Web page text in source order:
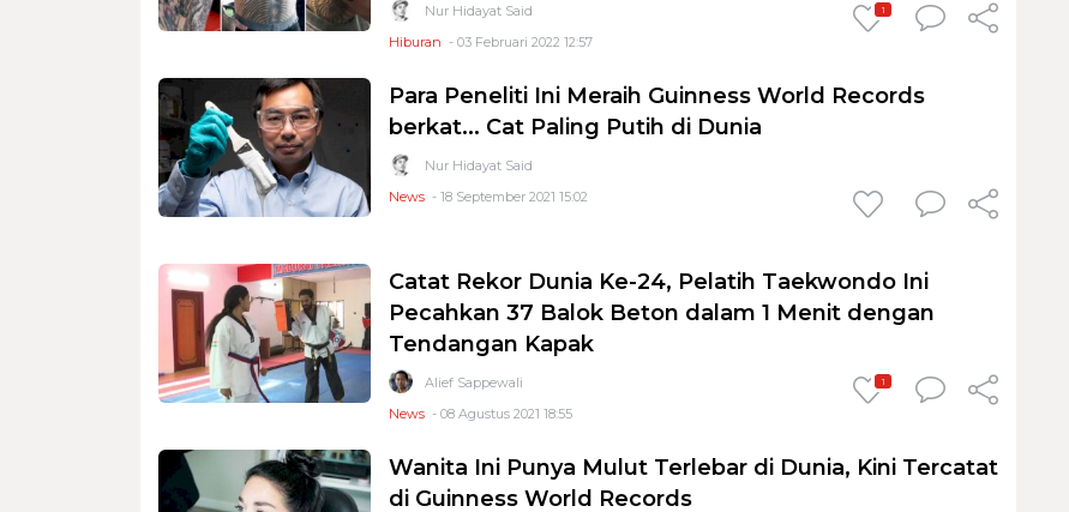
Nur Hidayat Said
Hiburan - 03 Februari 2022 12:57
1
Para Peneliti Ini Meraih Guinness World Records
berkat... Cat Paling Putih di Dunia
Nur Hidayat Said
News - 18 September 2021 15:02
Catat Rekor Dunia Ke-24, Pelatih Taekwondo Ini
Pecahkan 37 Balok Beton dalam 1 Menit dengan
Tendangan Kapak
Alief Sappewali
News - 08 Agustus 2021 18:55
1
Wanita Ini Punya Mulut Terlebar di Dunia, Kini Tercatat
di Guinness World Records